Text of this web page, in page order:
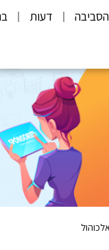
דעות